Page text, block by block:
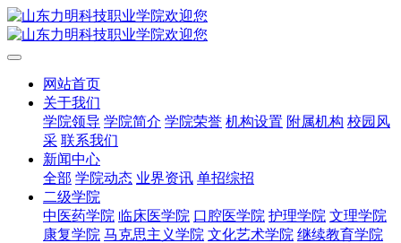
网站首页
关于我们
学院领导 学院简介 学院荣誉 机构设置 附属机构 校园风
采 联系我们
新闻中心
全部 学院动态 业界资讯 单招综招
二级学院
中医药学院 临床医学院 口腔医学院 护理学院 文理学院
康复学院 马克思主义学院 文化艺术学院 继续教育学院